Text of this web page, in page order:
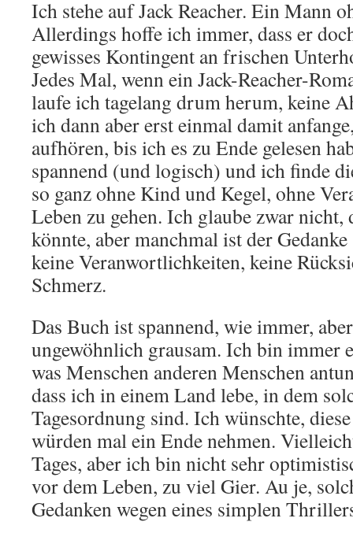
Ich stehe auf Jack Reacher. Ein Mann
Allerdings hoffe ich immer, dass er
gewisses Kontingent an frischen
Jedes Mal, wenn ein Jack-Reacher-
laufe ich tagelang drum herum, keine
ich dann aber erst einmal damit
aufhören, bis ich es zu Ende gelesen
spannend (und logisch) und ich finde
so ganz ohne Kind und Kegel, ohne
Leben zu gehen. Ich glaube zwar nicht,
könnte, aber manchmal ist der
keine Veranwortlichkeiten, keine
Schmerz.
Das Buch ist spannend, wie immer,
ungewöhnlich grausam. Ich bin immer
was Menschen anderen Menschen
dass ich in einem Land lebe, in dem
Tagesordnung sind. Ich wünschte,
würden mal ein Ende nehmen.
Tages, aber ich bin nicht sehr
vor dem Leben, zu viel Gier. Au je,
Gedanken wegen eines simplen